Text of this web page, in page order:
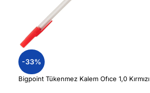
-33%
Bigpoint Tükenmez Kalem Ofıce 1,0 Kırmızı